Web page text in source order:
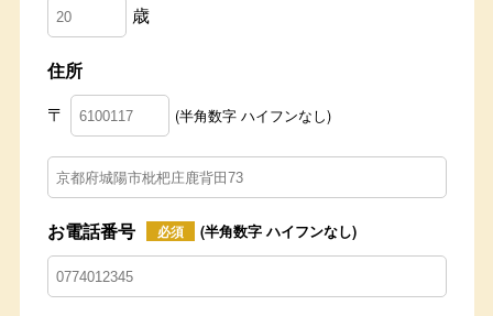
歳
住所
〒
(半角数字 ハイフンなし)
お電話番号 必須 (半角数字 ハイフンなし)